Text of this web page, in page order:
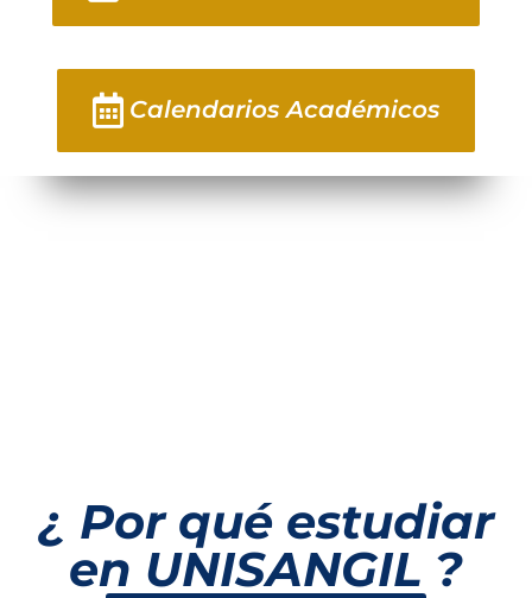
Calendarios Académicos
¿ Por qué estudiar
en UNISANGIL ?